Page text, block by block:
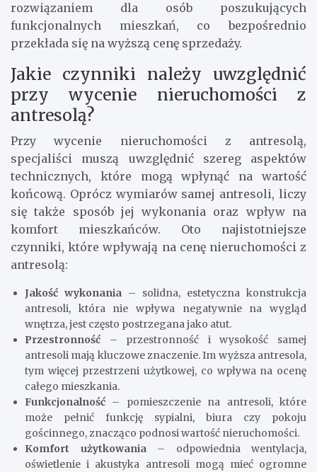
rozwiązaniem dla osób poszukujących
funkcjonalnych mieszkań, co bezpośrednio
przekłada się na wyższą cenę sprzedaży.
Jakie czynniki należy uwzględnić
przy wycenie nieruchomości z
antresolą?
Przy wycenie nieruchomości z antresolą,
specjaliści muszą uwzględnić szereg aspektów
technicznych, które mogą wpłynąć na wartość
końcową. Oprócz wymiarów samej antresoli, liczy
się także sposób jej wykonania oraz wpływ na
komfort mieszkańców. Oto najistotniejsze
czynniki, które wpływają na cenę nieruchomości z
antresolą:
Jakość wykonania – solidna, estetyczna konstrukcja
antresoli, która nie wpływa negatywnie na wygląd
wnętrza, jest często postrzegana jako atut.
Przestronność – przestronność i wysokość samej
antresoli mają kluczowe znaczenie. Im wyższa antresola,
tym więcej przestrzeni użytkowej, co wpływa na ocenę
całego mieszkania.
Funkcjonalność – pomieszczenie na antresoli, które
może pełnić funkcję sypialni, biura czy pokoju
gościnnego, znacząco podnosi wartość nieruchomości.
Komfort użytkowania– odpowiednia wentylacja,
oświetlenie i akustyka antresoli mogą mieć ogromne